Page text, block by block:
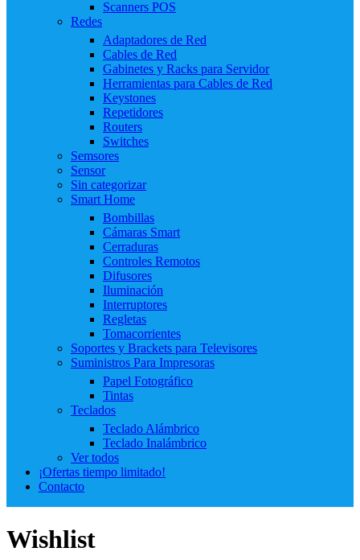
Scanners POS
Redes
Adaptadores de Red
Cables de Red
Gabinetes y Racks para Servidor
Herramientas para Cables de Red
Keystones
Repetidores
Routers
Switches
Semsores
Sensor
Sin categorizar
Smart Home
Bombillas
Cámaras Smart
Cerraduras
Controles Remotos
Difusores
Iluminación
Interruptores
Regletas
Tomacorrientes
Soportes y Brackets para Televisores
Suministros Para Impresoras
Papel Fotográfico
Tintas
Teclados
Teclado Alámbrico
Teclado Inalámbrico
Ver todos
¡Ofertas tiempo limitado!
Contacto
Wishlist